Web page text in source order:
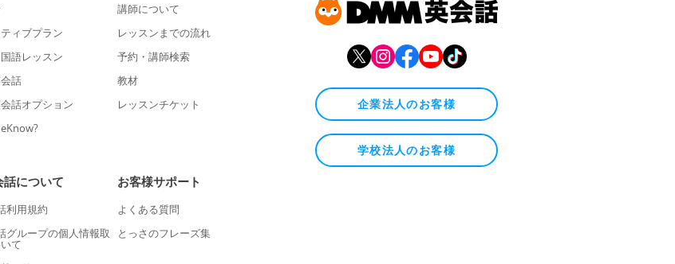
ィブプラン
語レッスン
話
話オプション
講師について
レッスンまでの流れ
予約・講師検索
教材
レッスンチケット
について
利用規約
グループの個人情報取
て
お客様サポート
よくある質問
とっさのフレーズ集
企業法人のお客様
学校法人のお客様